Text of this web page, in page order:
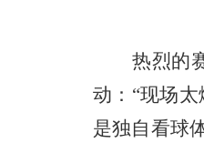
热烈的赛
动：“现场
是独自看球